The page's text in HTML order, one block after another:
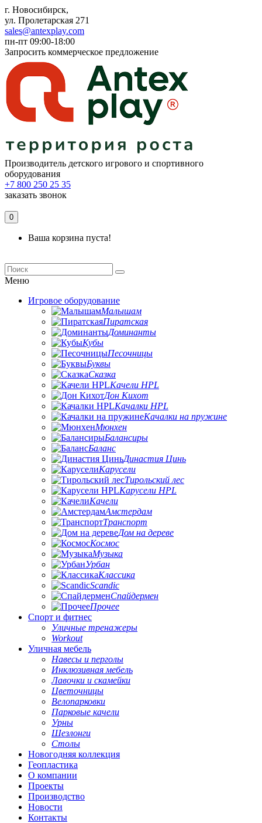
г. Новосибирск,
ул. Пролетарская 271
sales@antexplay.com
пн-пт 09:00-18:00
Запросить коммерческое предложение
Производитель детского игрового и спортивного
оборудования
+7 800 250 25 35
заказать звонок
0
Ваша корзина пуста!
Меню
Игровое оборудование
Малышам
Пиратская
Доминанты
Кубы
Песочницы
Буквы
Сказка
Качели HPL
Дон Кихот
Качалки HPL
Качалки на пружине
Мюнхен
Балансиры
Баланс
Династия Цинь
Карусели
Тирольский лес
Карусели HPL
Качели
Амстердам
Транспорт
Дом на дереве
Космос
Музыка
Урбан
Классика
Scandic
Спайдермен
Прочее
Спорт и фитнес
Уличные тренажеры
Workout
Уличная мебель
Навесы и перголы
Инклюзивная мебель
Лавочки и скамейки
Цветочницы
Велопарковки
Парковые качели
Урны
Шезлонги
Столы
Новогодняя коллекция
Геопластика
О компании
Проекты
Производство
Новости
Контакты